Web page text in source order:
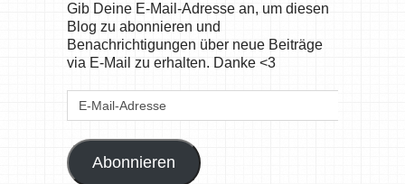
Gib Deine E-Mail-Adresse an, um diesen
Blog zu abonnieren und
Benachrichtigungen über neue Beiträge
via E-Mail zu erhalten. Danke <3
E-
Abonnieren